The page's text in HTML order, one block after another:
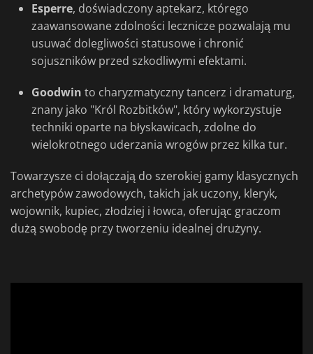
Esperre, doświadczony aptekarz, którego
zaawansowane zdolności lecznicze pozwalają mu
usuwać dolegliwości statusowe i chronić
sojuszników przed szkodliwymi efektami.
Goodwin to charyzmatyczny tancerz i dramaturg,
znany jako "Król Rozbitków", który wykorzystuje
techniki oparte na błyskawicach, zdolne do
wielokrotnego uderzania wrogów przez kilka tur.
Towarzysze ci dołączają do szerokiej gamy klasycznych
archetypów zawodowych, takich jak uczony, kleryk,
wojownik, kupiec, złodziej i łowca, oferując graczom
dużą swobodę przy tworzeniu idealnej drużyny.